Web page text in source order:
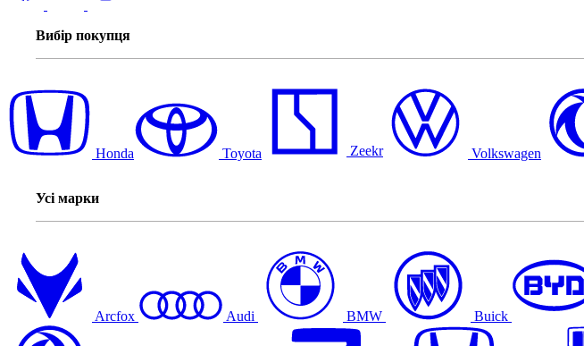
Вибір покупця
Honda Toyota Zeekr Volkswagen
Усі марки
Arcfox Audi BMW Buick